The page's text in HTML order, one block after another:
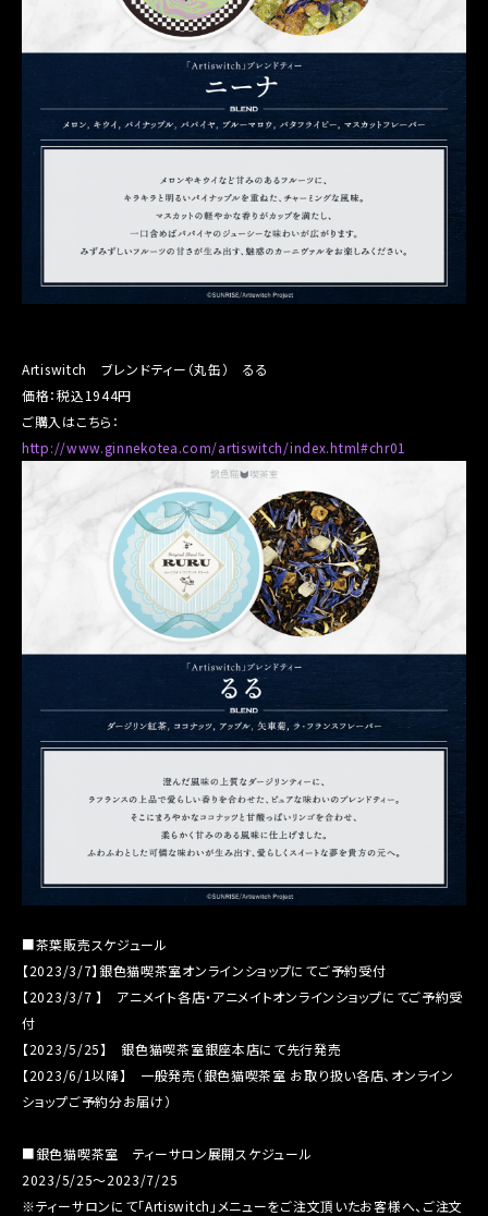
Artiswitch ブレンドティー（丸缶） るる
価格：税込1944円
ご購入はこちら：
http://www.ginnekotea.com/artiswitch/index.html#chr01
■茶葉販売スケジュール
【2023/3/7】銀色猫喫茶室オンラインショップにてご予約受付
【2023/3/7 】 アニメイト各店・アニメイトオンラインショップにてご予約受
付
【2023/5/25】 銀色猫喫茶室銀座本店にて先行発売
【2023/6/1以降】 一般発売（銀色猫喫茶室 お取り扱い各店、オンライン
ショップご予約分お届け）
■銀色猫喫茶室 ティーサロン展開スケジュール
2023/5/25～2023/7/25
※ティーサロンにて「Artiswitch」メニューをご注文頂いたお客様へ、ご注文